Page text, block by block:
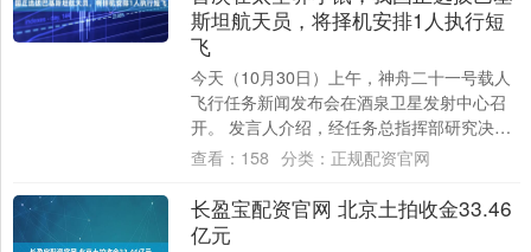
斯坦航天员，将择机安排1人执行短
飞
今天（10月30日）上午，神舟二十一号载人
飞行任务新闻发布会在酒泉卫星发射中心召
开。 发言人介绍，经任务总指挥部研究决
定，瞄准北京时间10月31日23时44分发....
查看： 158 分类： 正规配资官网
长盈宝配资官网 北京土拍收金33.46
亿元